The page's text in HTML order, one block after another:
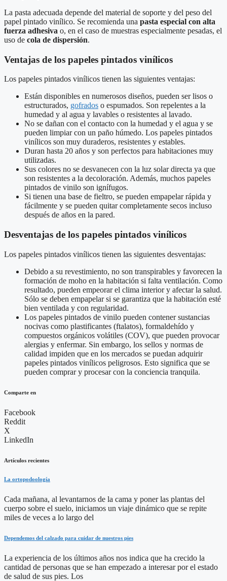
La pasta adecuada depende del material de soporte y del peso del
papel pintado vinílico. Se recomienda una pasta especial con alta
fuerza adhesiva o, en el caso de muestras especialmente pesadas, el
uso de cola de dispersión.
Ventajas de los papeles pintados vinílicos
Los papeles pintados vinílicos tienen las siguientes ventajas:
Están disponibles en numerosos diseños, pueden ser lisos o
estructurados, gofrados o espumados. Son repelentes a la
humedad y al agua y lavables o resistentes al lavado.
No se dañan con el contacto con la humedad y el agua y se
pueden limpiar con un paño húmedo. Los papeles pintados
vinílicos son muy duraderos, resistentes y estables.
Duran hasta 20 años y son perfectos para habitaciones muy
utilizadas.
Sus colores no se desvanecen con la luz solar directa ya que
son resistentes a la decoloración. Además, muchos papeles
pintados de vinilo son ignífugos.
Si tienen una base de fieltro, se pueden empapelar rápida y
fácilmente y se pueden quitar completamente secos incluso
después de años en la pared.
Desventajas de los papeles pintados vinílicos
Los papeles pintados vinílicos tienen las siguientes desventajas:
Debido a su revestimiento, no son transpirables y favorecen la
formación de moho en la habitación si falta ventilación. Como
resultado, pueden empeorar el clima interior y afectar la salud.
Sólo se deben empapelar si se garantiza que la habitación esté
bien ventilada y con regularidad.
Los papeles pintados de vinilo pueden contener sustancias
nocivas como plastificantes (ftalatos), formaldehído y
compuestos orgánicos volátiles (COV), que pueden provocar
alergias y enfermar. Sin embargo, los sellos y normas de
calidad impiden que en los mercados se puedan adquirir
papeles pintados vinílicos peligrosos. Esto significa que se
pueden comprar y procesar con la conciencia tranquila.
Comparte en
Facebook
Reddit
X
LinkedIn
Artículos recientes
La ortopodoología
Cada mañana, al levantarnos de la cama y poner las plantas del
cuerpo sobre el suelo, iniciamos un viaje dinámico que se repite
miles de veces a lo largo del
Dependemos del calzado para cuidar de nuestros pies
La experiencia de los últimos años nos indica que ha crecido la
cantidad de personas que se han empezado a interesar por el estado
de salud de sus pies. Los